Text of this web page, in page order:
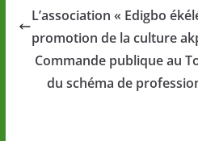
L’association « Edigbo
promotion de la culture
Commande publique au
du schéma de